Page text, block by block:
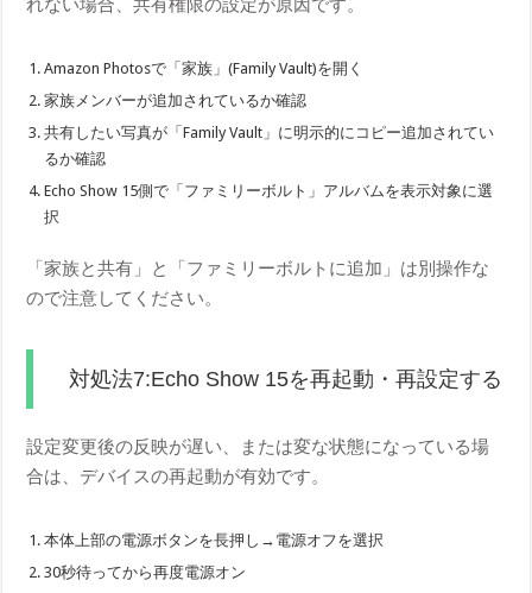
れない場合、共有権限の設定が原因です。
Amazon Photosで「家族」(Family Vault)を開く
家族メンバーが追加されているか確認
共有したい写真が「Family Vault」に明示的にコピー追加されてい
るか確認
Echo Show 15側で「ファミリーボルト」アルバムを表示対象に選
択
「家族と共有」と「ファミリーボルトに追加」は別操作な
ので注意してください。
対処法7:Echo Show 15を再起動・再設定する
設定変更後の反映が遅い、または変な状態になっている場
合は、デバイスの再起動が有効です。
本体上部の電源ボタンを長押し→電源オフを選択
30秒待ってから再度電源オン